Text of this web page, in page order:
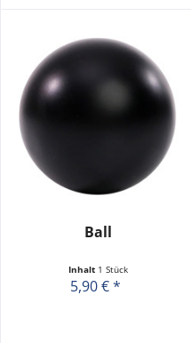
Ball
Inhalt 1 Stück
5,90 € *